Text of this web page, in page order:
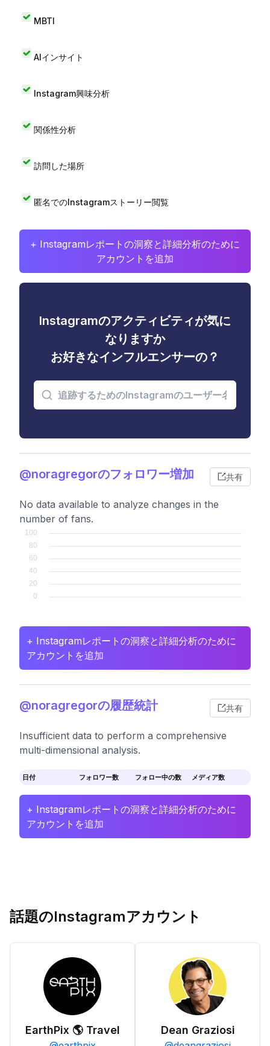
MBTI
AIインサイト
Instagram興味分析
関係性分析
訪問した場所
匿名でのInstagramストーリー閲覧
+ Instagramレポートの洞察と詳細分析のために
アカウントを追加
Instagramのアクティビティが気に
なりますか
お好きなインフルエンサーの？
@noragregorのフォロワー増加 共有
No data available to analyze changes in the
number of fans.
+ Instagramレポートの洞察と詳細分析のために
アカウントを追加
@noragregorの履歴統計 共有
Insufficient data to perform a comprehensive
multi-dimensional analysis.
日付 フォロワー数 フォロー中の数 メディア数
+ Instagramレポートの洞察と詳細分析のために
アカウントを追加
話題のInstagramアカウント
EarthPix 🌎 Travel Dean Graziosi